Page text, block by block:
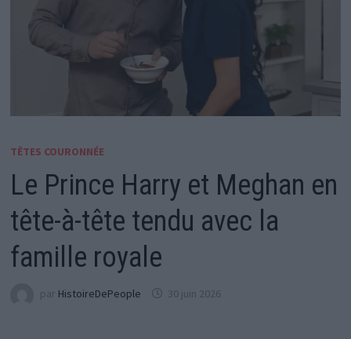
TÊTES COURONNÉE
Le Prince Harry et Meghan en
tête-à-tête tendu avec la
famille royale
par HistoireDePeople 30 juin 2026